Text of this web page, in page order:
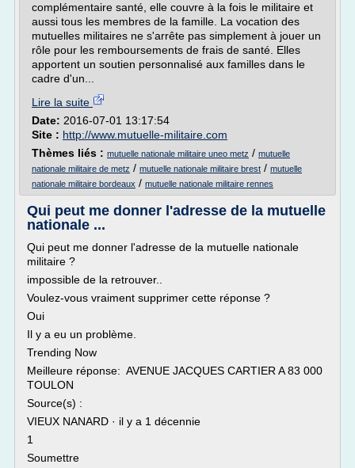
complémentaire santé, elle couvre à la fois le militaire et
aussi tous les membres de la famille. La vocation des
mutuelles militaires ne s'arrête pas simplement à jouer un
rôle pour les remboursements de frais de santé. Elles
apportent un soutien personnalisé aux familles dans le
cadre d'un...
Lire la suite
Date: 2016-07-01 13:17:54
Site : http://www.mutuelle-militaire.com
Thèmes liés : mutuelle nationale militaire uneo metz / mutuelle
nationale militaire de metz / mutuelle nationale militaire brest / mutuelle
nationale militaire bordeaux / mutuelle nationale militaire rennes
Qui peut me donner l'adresse de la mutuelle
nationale ...
Qui peut me donner l'adresse de la mutuelle nationale
militaire ?
impossible de la retrouver..
Voulez-vous vraiment supprimer cette réponse ?
Oui
Il y a eu un problème.
Trending Now
Meilleure réponse: AVENUE JACQUES CARTIER A 83 000
TOULON
Source(s) :
VIEUX NANARD · il y a 1 décennie
1
Soumettre